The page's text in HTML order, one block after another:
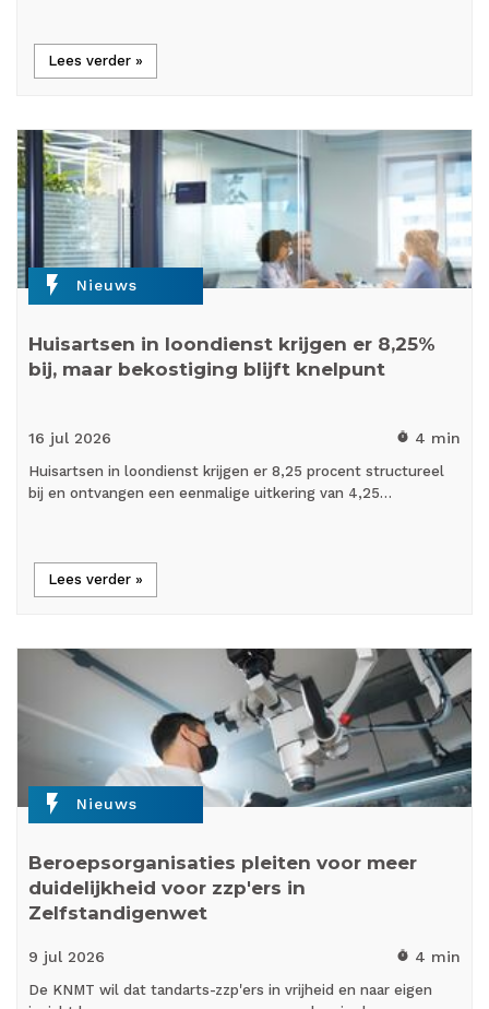
Lees verder »
flash_on Nieuws
Huisartsen in loondienst krijgen er 8,25%
bij, maar bekostiging blijft knelpunt
16 jul 2026 timer 4 min
Huisartsen in loondienst krijgen er 8,25 procent structureel
bij en ontvangen een eenmalige uitkering van 4,25…
Lees verder »
flash_on Nieuws
Beroepsorganisaties pleiten voor meer
duidelijkheid voor zzp'ers in
Zelfstandigenwet
9 jul 2026 timer 4 min
De KNMT wil dat tandarts-zzp'ers in vrijheid en naar eigen